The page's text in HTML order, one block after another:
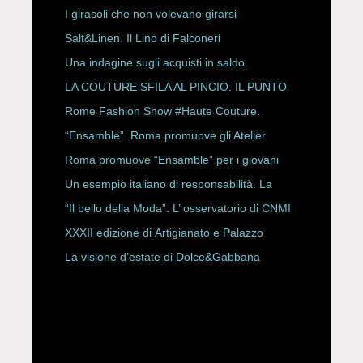
ESPY Awards 2026
I girasoli che non volevano girarsi
Salt&Linen. Il Lino di Falconeri
Una indagine sugli acquisti in saldo.
LA COUTURE SFILA AL PINCIO. IL PUNTO
CON ALESSANDRO ONORATO E
ROBERTA ANGELILLI
Rome Fashion Show #Haute Couture.
“Ensamble”. Roma promuove gli Atelier
Storici
Roma promuove “Ensamble” per i giovani
Un esempio italiano di responsabilità. La
Rete Slow Fiber
“Il bello della Moda”. L’ osservatorio di CNMI
XXXII edizione di Artigianato e Palazzo
La visione d’estate di Dolce&Gabbana